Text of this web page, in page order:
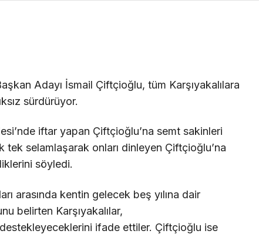
Adayı İsmail Çiftçioğlu, tüm Karşıyakalılara
sürdürüyor.
iftar yapan Çiftçioğlu’na semt sakinleri
selamlaşarak onları dinleyen Çiftçioğlu’na
söyledi.
arasında kentin gelecek beş yılına dair
belirten Karşıyakalılar,
ifade ettiler. Çiftçioğlu ise